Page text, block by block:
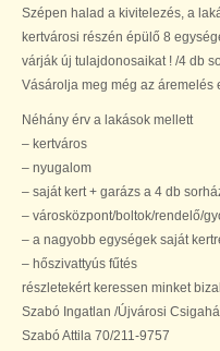
Szépen halad a kivitelezés, a
kertvárosi részén épülő 8
várják új tulajdonosaikat ! /4 db
Vásárolja meg még az áremelés
Néhány érv a lakások mellett
– kertváros
– nyugalom
– saját kert + garázs a 4 db
– városközpont/boltok/rendelő/
– a nagyobb egységek saját
– hőszivattyús fűtés
részletekért keressen minket
Szabó Ingatlan /Újvárosi
Szabó Attila 70/211-9757